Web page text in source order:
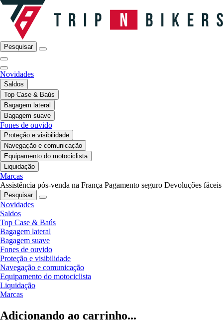
Pesquisar
Novidades
Saldos
Top Case & Baús
Bagagem lateral
Bagagem suave
Fones de ouvido
Proteção e visibilidade
Navegação e comunicação
Equipamento do motociclista
Liquidação
Marcas
Assistência pós-venda na França Pagamento seguro Devoluções fáceis
Pesquisar
Novidades
Saldos
Top Case & Baús
Bagagem lateral
Bagagem suave
Fones de ouvido
Proteção e visibilidade
Navegação e comunicação
Equipamento do motociclista
Liquidação
Marcas
Adicionando ao carrinho...